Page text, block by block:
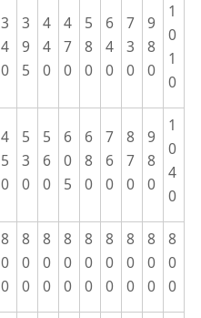
3
4
0
3
9
5
4
4
0
4
7
0
5
8
0
6
4
0
7
3
0
9
8
0
1
0
1
0
4
5
0
5
3
0
5
6
0
6
0
5
6
8
0
7
6
0
8
7
0
9
8
0
1
0
4
0
8
0
0
8
0
0
8
0
0
8
0
0
8
0
0
8
0
0
8
0
0
8
0
0
8
0
0